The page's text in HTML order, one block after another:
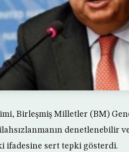
Birleşmiş Milletler (BM)
denetlenebilir
ifadesine sert tepki gösterdi.